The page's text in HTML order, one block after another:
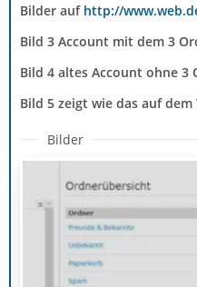
Bilder auf http://
Bild 3 Account mit dem 3
Bild 4 altes Account ohne 3
Bild 5 zeigt wie das auf dem
Bilder